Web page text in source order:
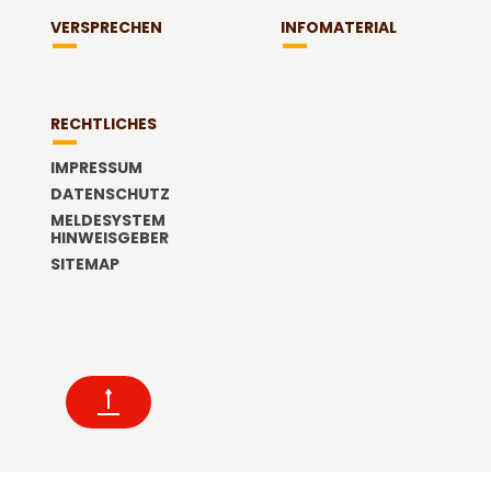
VERSPRECHEN INFOMATERIAL
RECHTLICHES
IMPRESSUM
DATENSCHUTZ
MELDESYSTEM
HINWEISGEBER
SITEMAP